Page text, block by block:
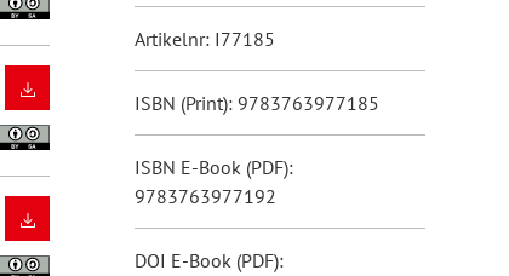
Artikelnr: I77185
ISBN (Print): 9783763977185
ISBN E-Book (PDF):
9783763977192
DOI E-Book (PDF):